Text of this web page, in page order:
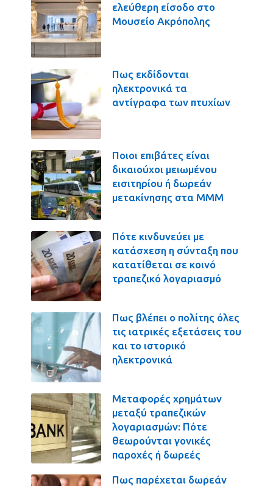
ελεύθερη είσοδο στο
Μουσείο Ακρόπολης
Πως εκδίδονται
ηλεκτρονικά τα
αντίγραφα των πτυχίων
Ποιοι επιβάτες είναι
δικαιούχοι μειωμένου
εισιτηρίου ή δωρεάν
μετακίνησης στα ΜΜΜ
Πότε κινδυνεύει με
κατάσχεση η σύνταξη που
κατατίθεται σε κοινό
τραπεζικό λογαριασμό
Πως βλέπει ο πολίτης όλες
τις ιατρικές εξετάσεις του
και το ιστορικό
ηλεκτρονικά
Μεταφορές χρημάτων
μεταξύ τραπεζικών
λογαριασμών: Πότε
θεωρούνται γονικές
παροχές ή δωρεές
Πως παρέχεται δωρεάν